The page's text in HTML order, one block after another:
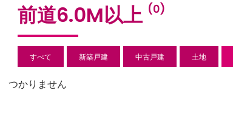
前道6.0M以上 (0)
すべて 新築戸建 中古戸建 土地
つかりません